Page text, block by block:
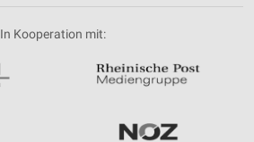
In Kooperation mit: